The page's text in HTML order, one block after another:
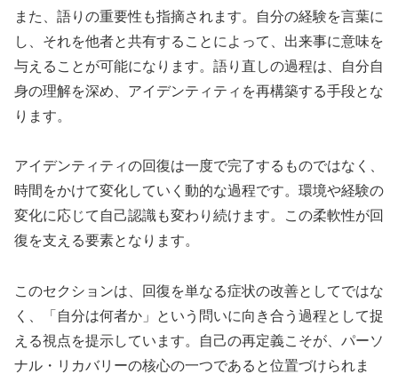
また、語りの重要性も指摘されます。自分の経験を言葉に
し、それを他者と共有することによって、出来事に意味を
与えることが可能になります。語り直しの過程は、自分自
身の理解を深め、アイデンティティを再構築する手段とな
ります。
アイデンティティの回復は一度で完了するものではなく、
時間をかけて変化していく動的な過程です。環境や経験の
変化に応じて自己認識も変わり続けます。この柔軟性が回
復を支える要素となります。
このセクションは、回復を単なる症状の改善としてではな
く、「自分は何者か」という問いに向き合う過程として捉
える視点を提示しています。自己の再定義こそが、パーソ
ナル・リカバリーの核心の一つであると位置づけられま